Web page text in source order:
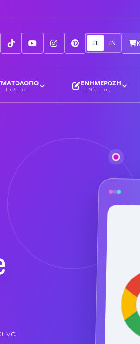
Tiktok Youtube InstagramPinterest
EL EN
– Πελάτες
ΕΝΗΜΕΡΩΣΗ
Τα Νέα μας
να